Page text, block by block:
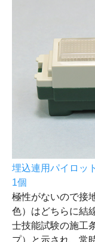
埋込連用パイロッ
1個
極性がないので接
色）はどちらに結
士技能試験の施工
プ）と示され、常